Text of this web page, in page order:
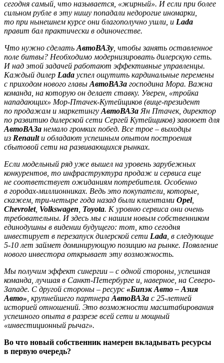
сегодня самый, что называется, «жирный». И если при более
сильном рубле в эту нишу попадали недорогие иномарки,
то при нынешнем курсе они благополучно ушли, и Lada
правит бал практически в одиночестве.
Что нужно сделать АвтоВАЗу , чтобы занять оставленное
поле битвы? Необходимо модернизировать дилерскую сеть.
И над этой задачей работают эффективные управленцы.
Каждый дилер Lada успел ощутить кардинальные перемены
с приходом нового главы АвтоВАЗа господина Мора. Важна
команда, на которую он делает ставку. Уверен, «тройка
нападающих» Мор-Птачек-Кутейщиков (вице-президент
по продажам и маркетингу АвтоВАЗа Ян Птачек, директор
по развитию дилерской сети Сергей Кутейщиков) завоюет для
АвтоВАЗа немало громких побед. Все трое – выходцы
из Renaultи обладают успешным опытом построения
сбытовой сети на развивающихся рынках.
Если модельный ряд уже вышел на уровень зарубежных
конкурентов, то инфраструктура продаж и сервиса еще
не соответствует ожиданиям потребителя. Особенно
в городах-миллионниках. Ведь это покупатели, которые,
скажем, три-четыре года назад были клиентами Opel,
Chevrolet, Volkswagen Toyota. К уровню сервиса они очень
требовательны. И здесь мы с нашим новым собственником
единодушны в видении будущего: тот, кто сегодня
инвестирует в перезапуск дилерской сети Lada , в следующие
5-10 лет займет доминирующую позицию на рынке. Появление
нового инвестора открывает эту возможность.
Мы получим эффект синергии – с одной стороны, успешная
команда, лучшая в Санкт-Петербурге и, наверное, на Северо-
Западе. С другой стороны – ресурс «Бипэк Авто – Азия
Авто» , крупнейшего партнера АвтоВАЗа с 25-летней
историей отношений. Это возможности масштабирования
успешного опыта в разрезе всей сети и мощный
«инвестиционный рычаг».
Во что новый собственник намерен вкладывать ресурсы
в первую очередь?